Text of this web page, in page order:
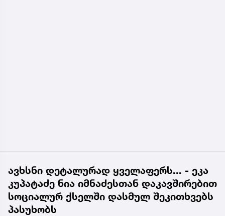
ავხსნი დეტალურად ყველაფერს... - ეკა
კუპატაძე ნია იმნაძესთან დაკავშირებით
სოციალურ ქსელში დასმულ შეკითხვებს
პასუხობს